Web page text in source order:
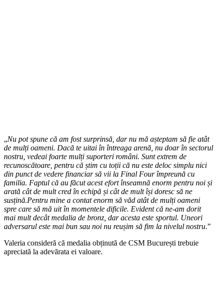
„Nu pot spune că am fost surprinsă, dar nu mă așteptam să fie atât
de mulți oameni. Dacă te uitai în întreaga arenă, nu doar în sectorul
nostru, vedeai foarte mulți suporteri români. Sunt extrem de
recunoscătoare, pentru că știm cu toții că nu este deloc simplu nici
din punct de vedere financiar să vii la Final Four împreună cu
familia. Faptul că au făcut acest efort înseamnă enorm pentru noi și
arată cât de mult cred în echipă și cât de mult își doresc să ne
susțină.Pentru mine a contat enorm să văd atât de mulți oameni
spre care să mă uit în momentele dificile. Evident că ne-am dorit
mai mult decât medalia de bronz, dar acesta este sportul. Uneori
adversarul este mai bun sau noi nu reușim să fim la nivelul nostru.”
Valeria consideră că medalia obținută de CSM București trebuie
apreciată la adevărata ei valoare.